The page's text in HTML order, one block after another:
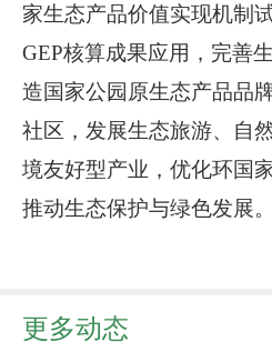
家生态产品价值实现机制
GEP核算成果应用，完善
造国家公园原生态产品品
社区，发展生态旅游、自
境友好型产业，优化环国
推动生态保护与绿色发展。
更多动态